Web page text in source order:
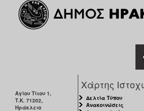
Αγίου Τίτου 1,
Τ.Κ. 71202,
Ηράκλειο
Χάρτης
Δελτία Τύπου
Ανακοινώσεις